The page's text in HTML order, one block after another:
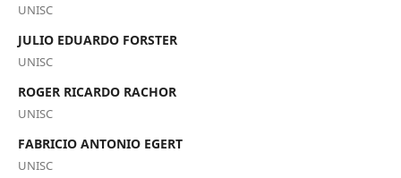
UNISC
JULIO EDUARDO FORSTER
UNISC
ROGER RICARDO RACHOR
UNISC
FABRICIO ANTONIO EGERT
UNISC